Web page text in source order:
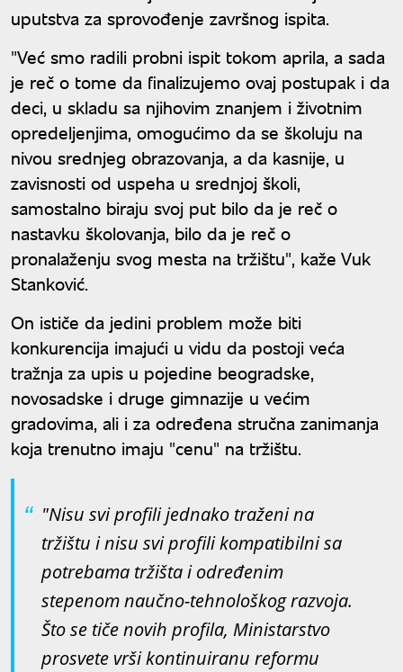
uputstva za sprovođenje završnog ispita.
"Već smo radili probni ispit tokom aprila, a sada
je reč o tome da finalizujemo ovaj postupak i da
deci, u skladu sa njihovim znanjem i životnim
opredeljenjima, omogućimo da se školuju na
nivou srednjeg obrazovanja, a da kasnije, u
zavisnosti od uspeha u srednjoj školi,
samostalno biraju svoj put bilo da je reč o
nastavku školovanja, bilo da je reč o
pronalaženju svog mesta na tržištu", kaže Vuk
Stanković.
On ističe da jedini problem može biti
konkurencija imajući u vidu da postoji veća
tražnja za upis u pojedine beogradske,
novosadske i druge gimnazije u većim
gradovima, ali i za određena stručna zanimanja
koja trenutno imaju "cenu" na tržištu.
"Nisu svi profili jednako traženi na
tržištu i nisu svi profili kompatibilni sa
potrebama tržišta i određenim
stepenom naučno-tehnološkog razvoja.
Što se tiče novih profila, Ministarstvo
prosvete vrši kontinuiranu reformu